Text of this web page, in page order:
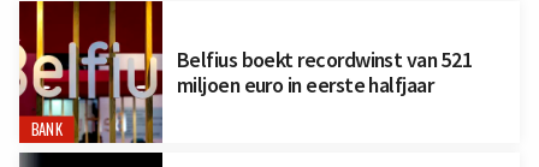
BANK
Belfius boekt recordwinst van 521
miljoen euro in eerste halfjaar